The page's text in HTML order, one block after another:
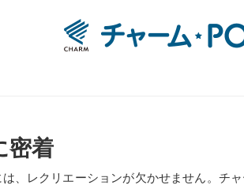
密着
、レクリエーションが欠かせません。チ